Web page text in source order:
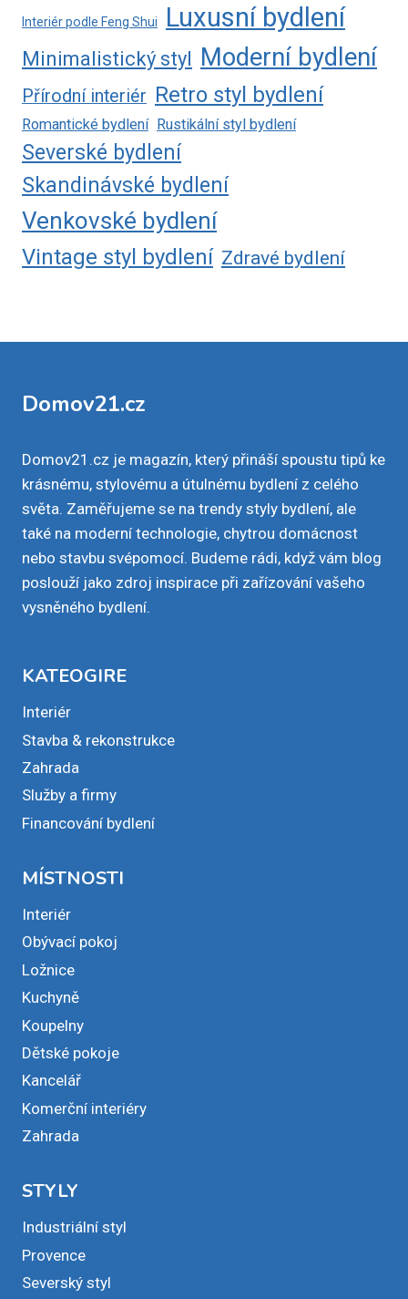
Interiér podle Feng Shui Luxusní bydlení
Minimalistický styl Moderní bydlení
Přírodní interiér Retro styl bydlení
Romantické bydlení Rustikální styl bydlení
Severské bydlení
Skandinávské bydlení
Venkovské bydlení
Vintage styl bydlení Zdravé bydlení
Domov21.cz
Domov21.cz je magazín, který přináší spoustu tipů ke
krásnému, stylovému a útulnému bydlení z celého
světa. Zaměřujeme se na trendy styly bydlení, ale
také na moderní technologie, chytrou domácnost
nebo stavbu svépomocí. Budeme rádi, když vám blog
poslouží jako zdroj inspirace při zařízování vašeho
vysněného bydlení.
KATEOGIRE
Interiér
Stavba & rekonstrukce
Zahrada
Služby a firmy
Financování bydlení
MÍSTNOSTI
Interiér
Obývací pokoj
Ložnice
Kuchyně
Koupelny
Dětské pokoje
Kancelář
Komerční interiéry
Zahrada
STYLY
Industriální styl
Provence
Severský styl